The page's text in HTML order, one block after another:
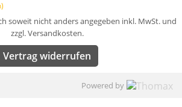
soweit nicht anders angegeben inkl. MwSt. und
zzgl. Versandkosten.
Vertrag widerrufen
Powered by